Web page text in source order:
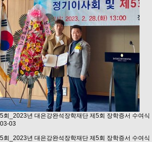
5회_2023년 대은강완석장학재단 제5회 장학증서 수여식
03-03
5회_2023년 대은강완석장학재단 제5회 장학증서 수여식